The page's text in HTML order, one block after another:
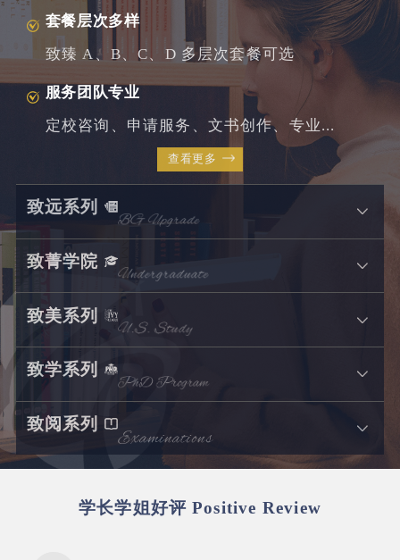
套餐层次多样
致臻 A、B、C、D 多层次套餐可选
服务团队专业
定校咨询、申请服务、文书创作、专业...
查看更多
致远系列
致菁学院
致美系列
致学系列
致阅系列
学长学姐好评 Positive Review